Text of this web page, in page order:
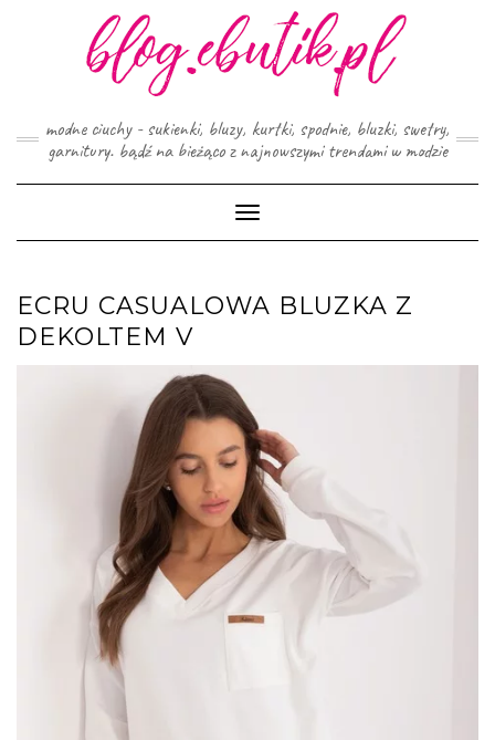
modne ciuchy - sukienki, bluzy, kurtki, spodnie, bluzki, swetry,
garnitury. bądź na bieżąco z najnowszymi trendami w modzie
Toggle
Navigation
ECRU CASUALOWA BLUZKA Z
DEKOLTEM V